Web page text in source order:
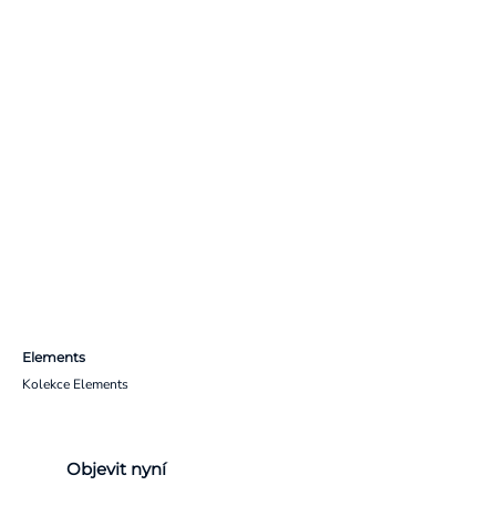
Elements
Kolekce Elements
Objevit nyní